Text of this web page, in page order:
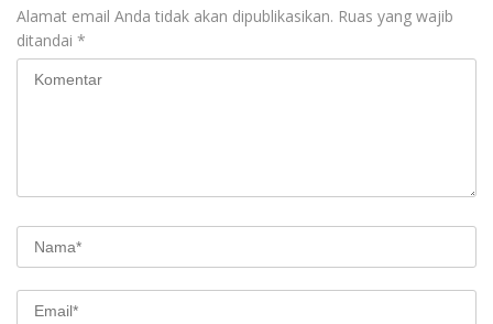
Alamat email Anda tidak akan dipublikasikan. Ruas yang wajib
ditandai *